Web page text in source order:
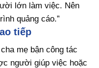
lớn làm việc. Nên
quảng cáo.”
tiếp
mẹ bận công tác
người giúp việc hoặc